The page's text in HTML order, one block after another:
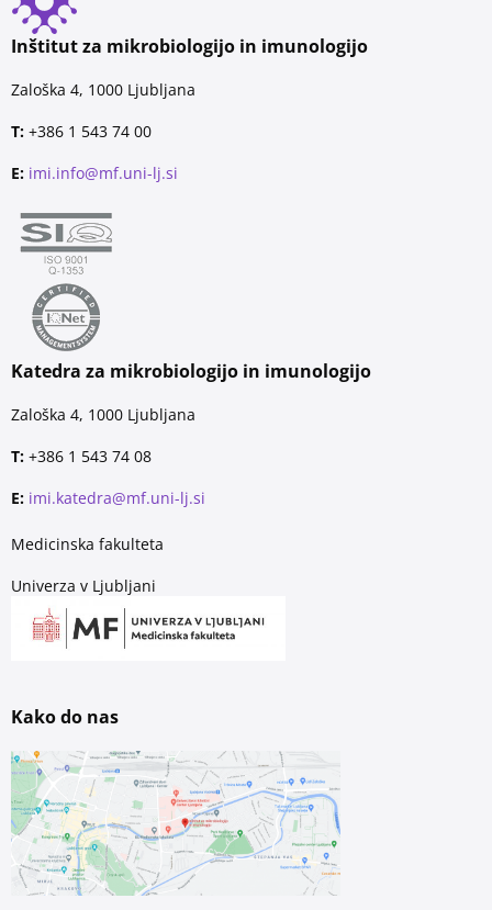
Inštitut za mikrobiologijo in imunologijo
Zaloška 4, 1000 Ljubljana
T: +386 1 543 74 00
E: imi.info@mf.uni-lj.si
Katedra za mikrobiologijo in imunologijo
Zaloška 4, 1000 Ljubljana
T: +386 1 543 74 08
E: imi.katedra@mf.uni-lj.si
Medicinska fakulteta
Univerza v Ljubljani
Kako do nas